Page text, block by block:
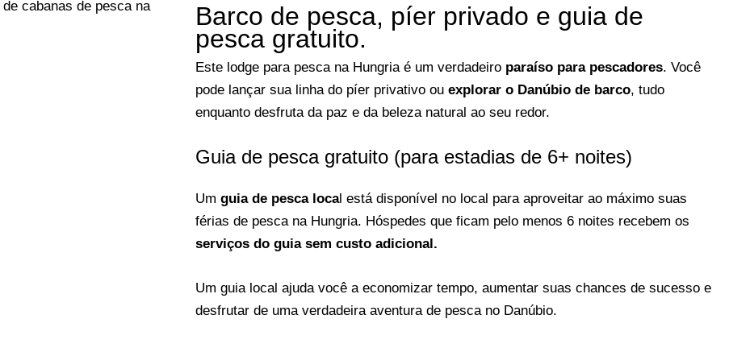
Barco de pesca, píer privado e guia de
pesca gratuito.
Este lodge para pesca na Hungria é um verdadeiro paraíso para pescadores. Você
pode lançar sua linha do píer privativo ouexplorar o Danúbio de barco, tudo
enquanto desfruta da paz e da beleza natural ao seu redor.
Guia de pesca gratuito (para estadias de 6+ noites)
Umguia de pesca local está disponível no local para aproveitar ao máximo suas
férias de pesca na Hungria. Hóspedes que ficam pelo menos 6 noites recebem os
serviços do guia sem custo adicional.
Um guia local ajuda você a economizar tempo, aumentar suas chances de sucesso e
desfrutar de uma verdadeira aventura de pesca no Danúbio.